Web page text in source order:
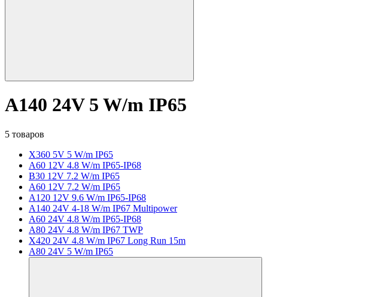
A140 24V 5 W/m IP65
5 товаров
X360 5V 5 W/m IP65
A60 12V 4.8 W/m IP65-IP68
B30 12V 7.2 W/m IP65
A60 12V 7.2 W/m IP65
A120 12V 9.6 W/m IP65-IP68
A140 24V 4-18 W/m IP67 Multipower
A60 24V 4.8 W/m IP65-IP68
A80 24V 4.8 W/m IP67 TWP
X420 24V 4.8 W/m IP67 Long Run 15m
A80 24V 5 W/m IP65